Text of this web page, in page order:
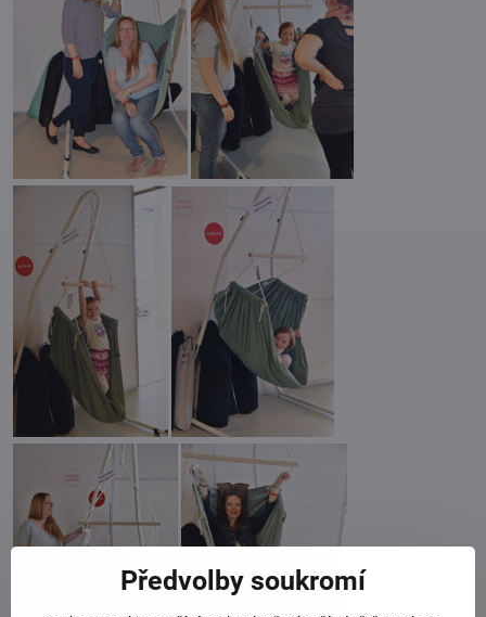
Předvolby soukromí